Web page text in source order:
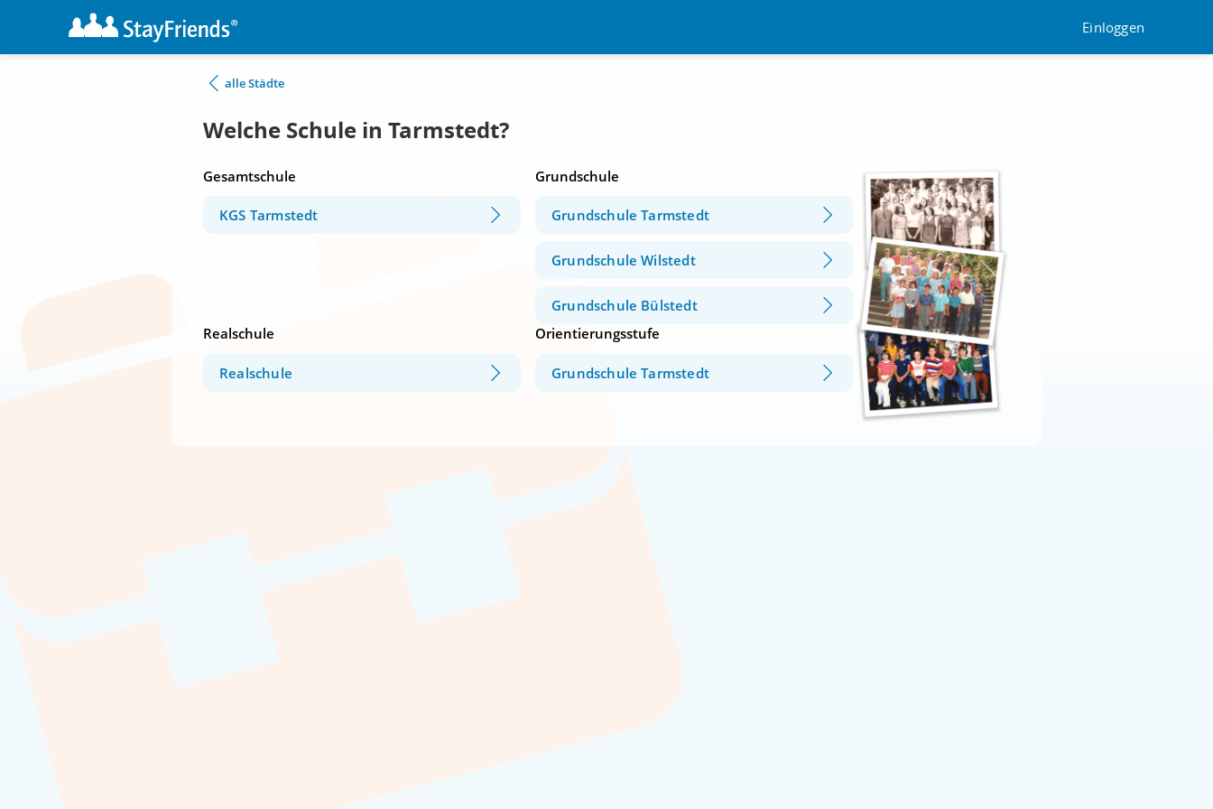
Einloggen
alle Städte
Welche Schule in Tarmstedt?
Gesamtschule
KGS Tarmstedt
Grundschule
Grundschule Tarmstedt
Grundschule Wilstedt
Grundschule Bülstedt
Realschule
Realschule
Orientierungsstufe
Grundschule Tarmstedt